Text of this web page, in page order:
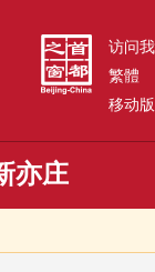
访问
繁體
移动版
亦庄